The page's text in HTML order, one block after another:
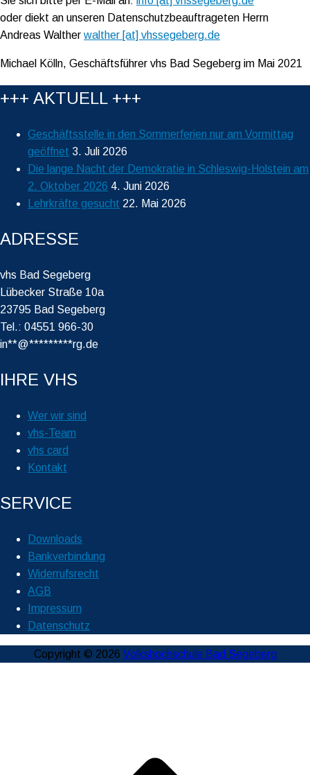
oder diekt an unseren Datenschutzbeauftrageten Herrn
Andreas Walther walther [at] vhssegeberg.de
Michael Kölln, Geschäftsführer vhs Bad Segeberg im Mai 2021
+++ AKTUELL +++
Geschäftsstelle in den Sommerferien nur am Vormittag
geöffnet 3. Juli 2026
Die lange Nacht der Demokratie in Schleswig-Holstein am
2. Oktober 2026 4. Juni 2026
Lehrkräfte gesucht 22. Mai 2026
ADRESSE
vhs Bad Segeberg
Lübecker Straße 10a
23795 Bad Segeberg
Tel.: 04551 966-30
in**@*********rg.de
IHRE VHS
Wer wir sind
vhs-Team
vhs card
Kontakt
SERVICE
Downloads
Bankverbindung
Widerrufsrecht
AGB
Impressum
Datenschutz
Copyright © 2026 Volkshochschule Bad Segeberg